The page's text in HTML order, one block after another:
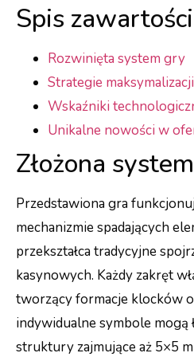
Spis zawartości
Rozwinięta system gry
Strategie
Wskaźniki
Unikalne nowości w
Złożona
Przedstawiona gra
mechanizmie spadających
przekształca tradycyjne
kasynowych. Każdy zakręt
tworzący formacje klocków
indywidualne symbole mogą
struktury zajmujące aż 5×5